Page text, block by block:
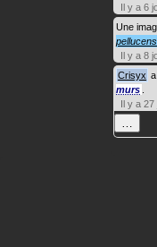
Il y a 6
Une
pellucens
Il y a 8
Crisyx
murs
Il y a 27